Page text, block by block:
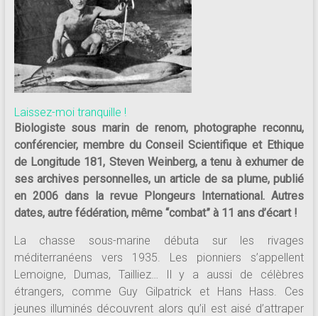
181
Annuaire
des
centres
de
plongée
adhérents
Longitude
181
Laissez-moi tranquille !
Biologiste sous marin de renom, photographe reconnu,
conférencier, membre du Conseil Scientifique et Ethique
de Longitude 181, Steven Weinberg, a tenu à exhumer de
ses archives personnelles, un article de sa plume, publié
en 2006 dans la revue Plongeurs International. Autres
dates, autre fédération, même “combat” à 11 ans d’écart !
La chasse sous-marine débuta sur les rivages
méditerranéens vers 1935. Les pionniers s’appellent
Lemoigne, Dumas, Tailliez… Il y a aussi de célèbres
étrangers, comme Guy Gilpatrick et Hans Hass. Ces
jeunes illuminés découvrent alors qu’il est aisé d’attraper